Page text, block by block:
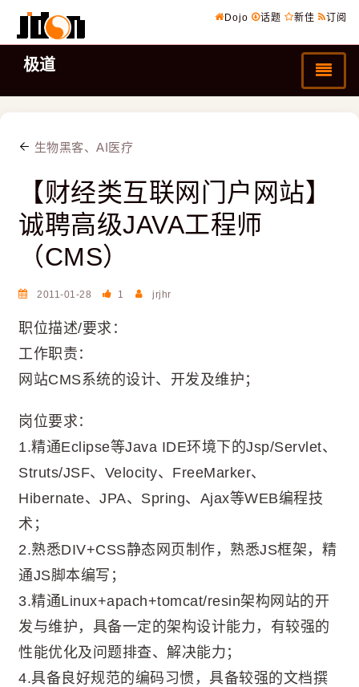
Dojo 话题 新佳 订阅
极道
生物黑客、AI医疗
【财经类互联网门户网站】
诚聘高级JAVA工程师
（CMS）
2011-01-28 1 jrjhr
职位描述/要求：
工作职责：
网站CMS系统的设计、开发及维护；
岗位要求：
1.精通Eclipse等Java IDE环境下的Jsp/Servlet、
Struts/JSF、Velocity、FreeMarker、
Hibernate、JPA、Spring、Ajax等WEB编程技
术；
2.熟悉DIV+CSS静态网页制作，熟悉JS框架，精
通JS脚本编写；
3.精通Linux+apach+tomcat/resin架构网站的开
发与维护，具备一定的架构设计能力，有较强的
性能优化及问题排查、解决能力；
4.具备良好规范的编码习惯，具备较强的文档撰